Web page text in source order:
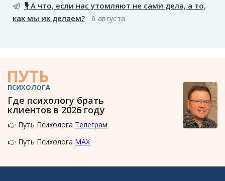
🎙️ А что, если нас утомляют не сами дела, а то,
как мы их делаем?
6 августа
ПУТЬ
ПСИХОЛОГА
Где психологу брать
клиентов в 2026 году
👉 Путь Психолога Телеграм
👉 Путь Психолога MAX